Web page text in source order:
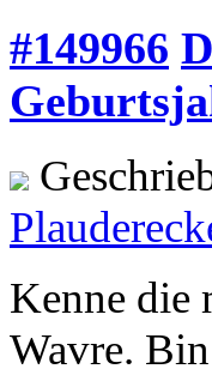
#149966
Kenne die
Wavre.